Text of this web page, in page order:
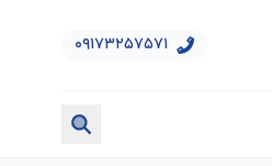
۰۹۱۷۳۲۵۷۵۷۱